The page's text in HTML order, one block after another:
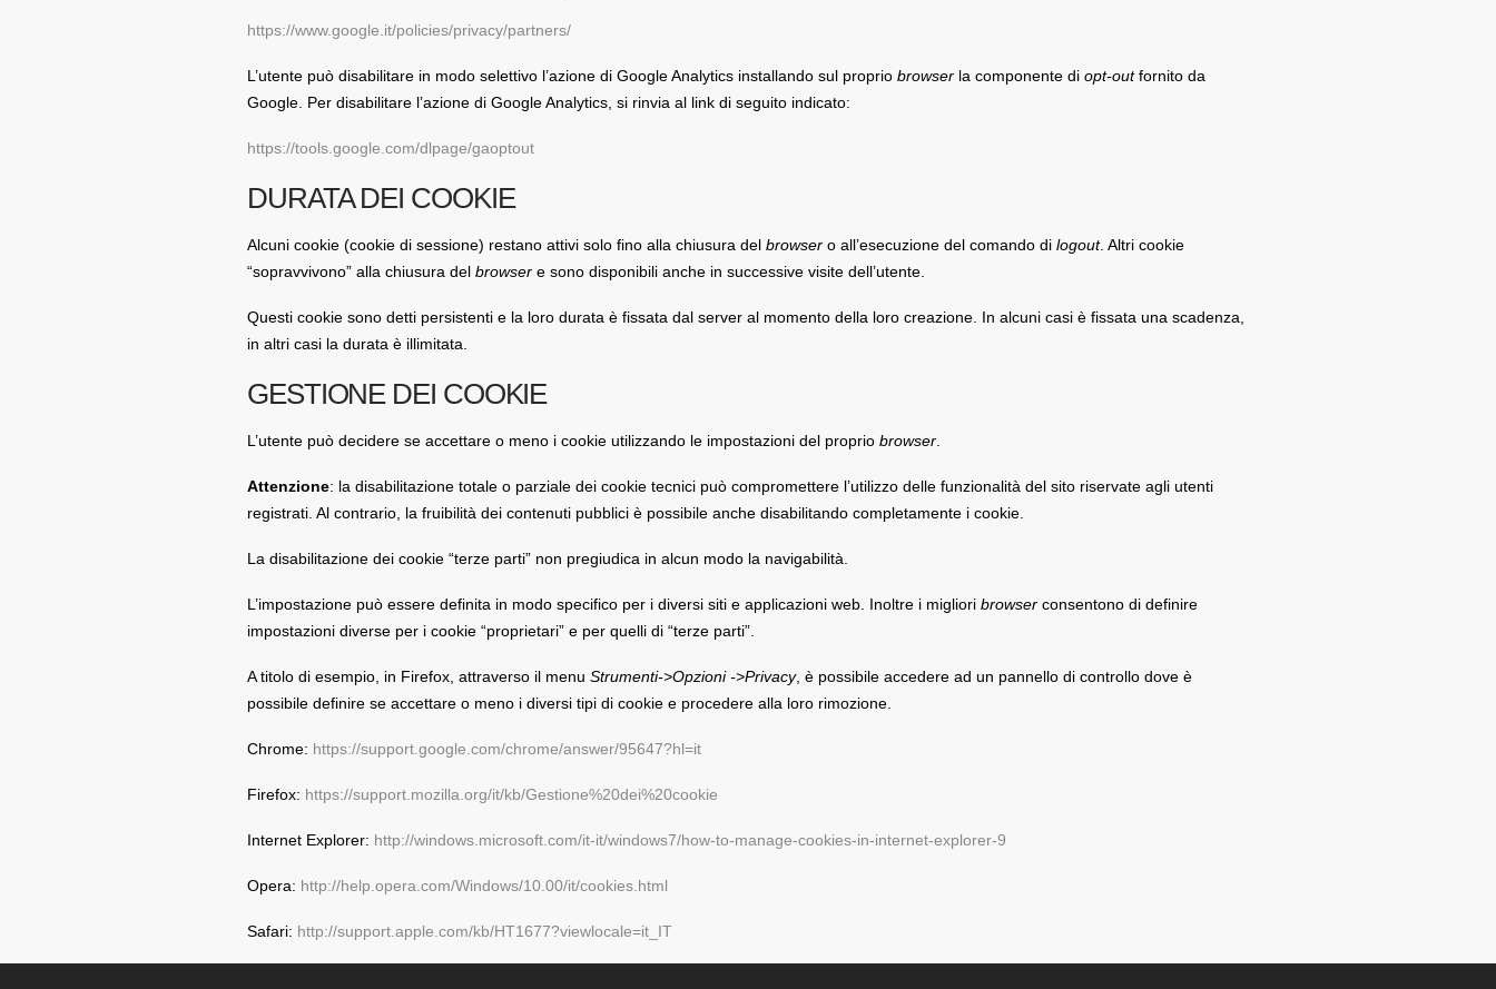
https://www.google.it/policies/privacy/partners/
L’utente può disabilitare in modo selettivo l’azione di Google Analytics installando sul proprio browser la componente di opt-outfornito da
Google. Per disabilitare l’azione di Google Analytics, si rinvia al link di seguito indicato:
https://tools.google.com/dlpage/gaoptout
DURATA DEI COOKIE
Alcuni cookie (cookie di sessione) restano attivi solo fino alla chiusura del browser o all’esecuzione del comando di logout. Altri cookie
“sopravvivono” alla chiusura del browser e sono disponibili anche in successive visite dell’utente.
Questi cookie sono detti persistenti e la loro durata è fissata dal server al momento della loro creazione. In alcuni casi è fissata una scadenza,
in altri casi la durata è illimitata.
GESTIONE DEI COOKIE
L’utente può decidere se accettare o meno i cookie utilizzando le impostazioni del proprio browser
Attenzione: la disabilitazione totale o parziale dei cookie tecnici può compromettere l’utilizzo delle funzionalità del sito riservate agli utenti
registrati. Al contrario, la fruibilità dei contenuti pubblici è possibile anche disabilitando completamente i cookie.
La disabilitazione dei cookie “terze parti” non pregiudica in alcun modo la navigabilità.
L’impostazione può essere definita in modo specifico per i diversi siti e applicazioni web. Inoltre i migliori browser consentono di definire
impostazioni diverse per i cookie “proprietari” e per quelli di “terze parti”.
A titolo di esempio, in Firefox, attraverso il menu Strumenti->Opzioni ->Privacy, è possibile accedere ad un pannello di controllo dove è
possibile definire se accettare o meno i diversi tipi di cookie e procedere alla loro rimozione.
Chrome: https://support.google.com/chrome/answer/95647?hl=it
Firefox: https://support.mozilla.org/it/kb/Gestione%20dei%20cookie
Internet Explorer: http://windows.microsoft.com/it-it/windows7/how-to-manage-cookies-in-internet-explorer-9
Opera: http://help.opera.com/Windows/10.00/it/cookies.html
Safari: http://support.apple.com/kb/HT1677?viewlocale=it_IT